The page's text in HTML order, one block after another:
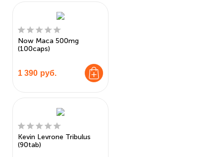
Now Maca 500mg
(100caps)
1 390 руб.
Kevin Levrone Tribulus
(90tab)